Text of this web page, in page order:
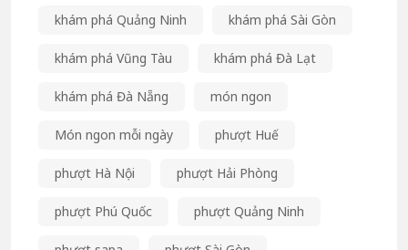
khám phá Quảng Ninh khám phá Sài Gòn
khám phá Vũng Tàu khám phá Đà Lạt
khám phá Đà Nẵng món ngon
Món ngon mỗi ngày phượt Huế
phượt Hà Nội phượt Hải Phòng
phượt Phú Quốc phượt Quảng Ninh